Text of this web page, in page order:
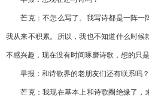
芒克：不怎么写了。我写诗都是一阵一
我从来不积累。所以，我也不知道什么时
不感兴趣，现在没有时间琢磨诗歌，想的只
早报：和诗歌界的老朋友们还有联系吗？
芒克：我现在基本上和诗歌圈绝缘了，